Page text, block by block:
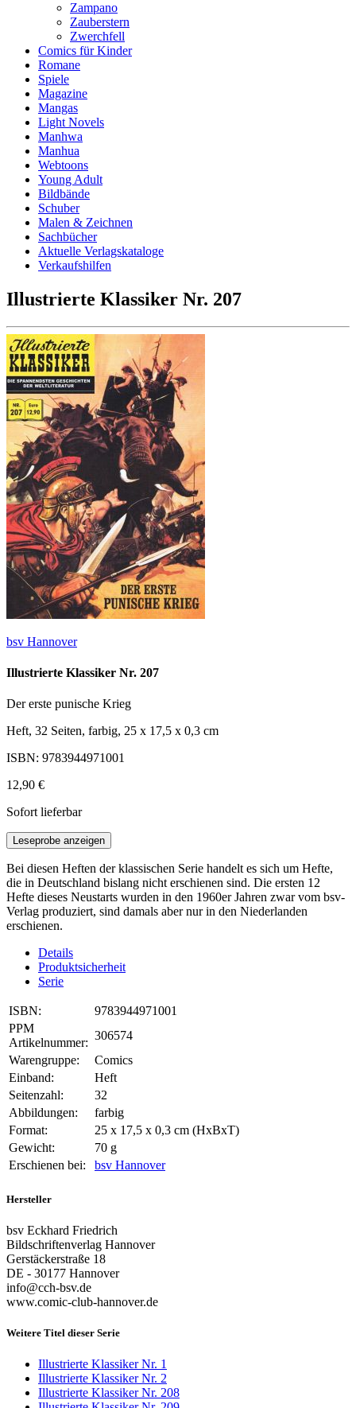
Zampano
Zauberstern
Zwerchfell
Comics für Kinder
Romane
Spiele
Magazine
Mangas
Light Novels
Manhwa
Manhua
Webtoons
Young Adult
Bildbände
Schuber
Malen & Zeichnen
Sachbücher
Aktuelle Verlagskataloge
Verkaufshilfen
Illustrierte Klassiker Nr. 207
bsv Hannover
Illustrierte Klassiker Nr. 207
Der erste punische Krieg
Heft, 32 Seiten, farbig, 25 x 17,5 x 0,3 cm
ISBN: 9783944971001
12,90 €
Sofort lieferbar
Leseprobe anzeigen
Bei diesen Heften der klassischen Serie handelt es sich um Hefte,
die in Deutschland bislang nicht erschienen sind. Die ersten 12
Hefte dieses Neustarts wurden in den 1960er Jahren zwar vom bsv-
Verlag produziert, sind damals aber nur in den Niederlanden
erschienen.
Details
Produktsicherheit
Serie
ISBN:
9783944971001
PPM
Artikelnummer:
306574
Warengruppe:
Comics
Einband:
Heft
Seitenzahl:
32
Abbildungen:
farbig
Format:
25 x 17,5 x 0,3 cm (HxBxT)
Gewicht:
70 g
Erschienen bei:
bsv Hannover
Hersteller
bsv Eckhard Friedrich
Bildschriftenverlag Hannover
Gerstäckerstraße 18
DE - 30177 Hannover
info@cch-bsv.de
www.comic-club-hannover.de
Weitere Titel dieser Serie
Illustrierte Klassiker Nr. 1
Illustrierte Klassiker Nr. 2
Illustrierte Klassiker Nr. 208